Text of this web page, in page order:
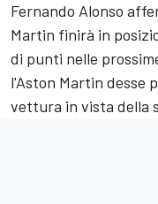
Fernando Alonso
Martin finirà in
di punti nelle
l'Aston Martin desse
vettura in vista della